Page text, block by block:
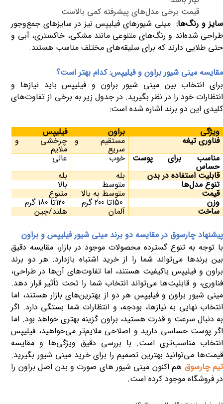
قیمت برخی مدل‌های پیشرفته کمی بالاست
سایز و رنگ‌ها: مینی شیورهای فیلیپس نیز در سایزهای جمع‌وجور
طراحی شده‌اند و رنگ‌های متنوعی مانند مشکی، خاکستری، آبی و
حتی طلایی دارند که برای سلیقه‌های مختلف مناسب هستند.
مقایسه مینی شیور براون و فیلیپس: کدام بهتر است؟
برای انتخاب بین مینی شیور براون و فیلیپس باید نیازها و
انتظارات خود را در نظر بگیرید. در جدول زیر به برخی از تفاوت‌های
کلیدی این دو برند اشاره شده است:
ویژگی
براون فیلیپس
فناوری تیغه مستقیم و
سریع
چرخشی و
ملایم
مناسب برای پوست
حساس
خوب
عالی
قابلیت استفاده در بدن
بله بله
تنوع مدل‌ها متوسط بالا
قیمت متوسط به بالا متنوع
وزن 150تا 200 گرم 120تا 180 گرم
ساخت آلمان
هلند/چین
پیشنهاد چارسوق در مقایسه دو برند مینی شیور فیلیپس و براون
با توجه به تنوع گسترده محصولات موجود در بازار، مقایسه دقیق
بین برندها می‌تواند شما را از خرید اشتباه بازدارد. هر دو برند
براون و فیلیپس باکیفیت هستند، اما تفاوت‌های آن‌ها در طراحی،
فناوری، و قابلیت‌ها می‌تواند انتخاب شما را تحت تأثیر قرار دهد.
مینی شیور براون و فیلیپس هر دو از بهترین‌های بازار هستند، اما
انتخاب نهایی به نیازها، بودجه، و انتظارات شما بستگی دارد. اگر
به دنبال سرعت و قدرت هستید، براون گزینه بهتری خواهد بود. اما
اگر پوست حساسی دارید و اصلاحی ملایم‌تر می‌خواهید، فیلیپس
انتخاب مناسب‌تری است. با بررسی دقیق ویژگی‌ها و مقایسه
قیمت‌ها می‌توانید بهترین تصمیم را برای خرید مینی شیور بگیرید.
تیم چارسوق هم اکنون مینی شیور های صورت و بدن اصل براون را
در فروشگاه موجود کرده است.